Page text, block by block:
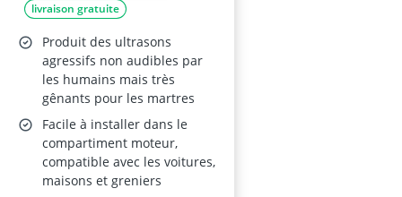
livraison gratuite
Produit des ultrasons
agressifs non audibles par
les humains mais très
gênants pour les martres
Facile à installer dans le
compartiment moteur,
compatible avec les voitures,
maisons et greniers